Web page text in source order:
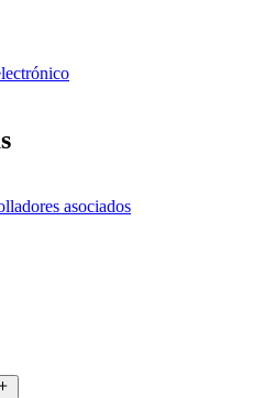
asociados